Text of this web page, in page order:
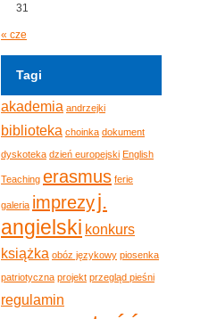
31
« cze
Tagi
akademia andrzejki
biblioteka choinka dokument
dyskoteka dzień europejski English
Teaching erasmus ferie
galeria imprezyj.
angielski konkurs
książka obóz językowy piosenka
patriotyczna projekt przegląd pieśni
regulamin